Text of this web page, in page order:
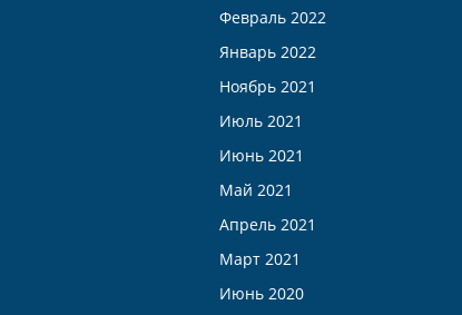
Февраль 2022
Январь 2022
Ноябрь 2021
Июль 2021
Июнь 2021
Май 2021
Апрель 2021
Март 2021
Июнь 2020